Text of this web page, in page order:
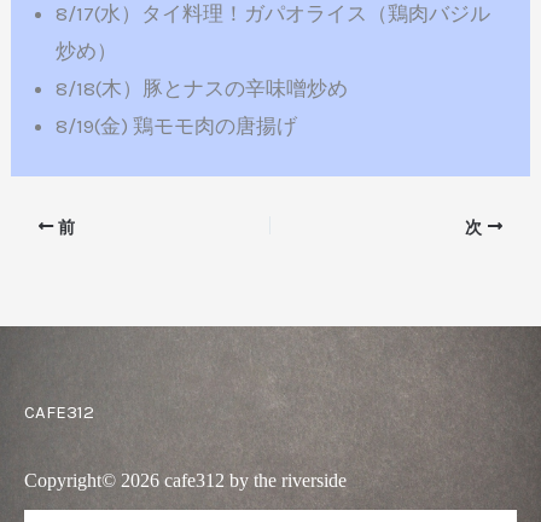
8/17(水）タイ料理！ガパオライス（鶏肉バジル
炒め）
8/18(木）豚とナスの辛味噌炒め
8/19(金) 鶏モモ肉の唐揚げ
前 次
CAFE312
Copyright© 2026 cafe312 by the riverside